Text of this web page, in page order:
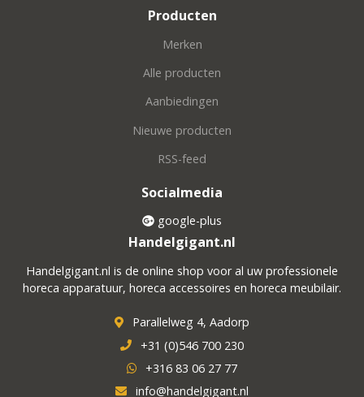
Producten
Merken
Alle producten
Aanbiedingen
Nieuwe producten
RSS-feed
Socialmedia
google-plus
Handelgigant.nl
Handelgigant.nl is de online shop voor al uw professionele
horeca apparatuur, horeca accessoires en horeca meubilair.
Parallelweg 4, Aadorp
+31 (0)546 700 230
+316 83 06 27 77
info@handelgigant.nl